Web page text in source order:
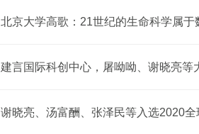
北京大学高歌：21世纪的生命科学属于
建言国际科创中心，屠呦呦、谢晓亮等
谢晓亮、汤富酬、张泽民等入选2020